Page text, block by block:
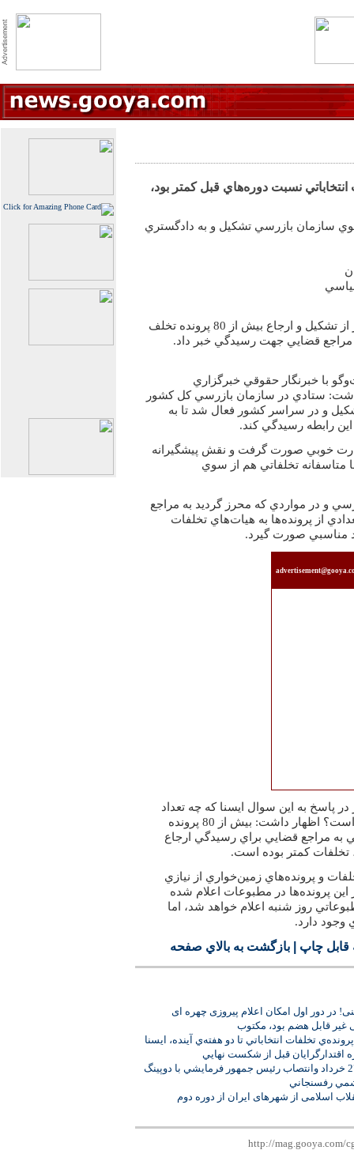
نسبت دوره‌هاي قبل كمتر بود،
سوي سازمان بازرسي تشكيل و به دادگستري
رييس سازمان بازرسي كل كشور از تشكيل و ارجاع بيش از 80 پرونده تخلف
مراجع قضايي جهت رسيدگي خبر داد.
با خبرنگار حقوقي خبرگزاري
داشت: ستادي در سازمان بازرسي كل كشور
تشكيل و در سراسر كشور فعال شد تا به
اين رابطه رسيدگي كند.
خوبي صورت گرفت و نقش پيشگيرانه
تخلفاتي هم از سوي
و در مواردي كه محرز گرديد به مراجع
از پرونده‌ها به هيات‌هاي تخلفات
مناسبي صورت گيرد.
پاسخ به اين سوال ايسنا كه چه تعداد
پرونده در اين زمينه تشكيل شده است؟ اظهار داشت: بيش از 80 پرونده
مراجع قضايي براي رسيدگي ارجاع
تخلفات كمتر بوده است.
و پرونده‌هاي زمين‌خواري از نيازي
پرونده‌ها در مطبوعات اعلام شده
روز شنبه اعلام خواهد شد، اما
وجود دارد.
قابل چاپ بازگشت به بالاي صفحه
در دور اول امکان اعلام پیروزی چهره ای
غیر قابل هضم بود، مکتوب
تخلفات انتخاباتي تا دو هفته‌ي آينده، ايسنا
اقتدارگرايان قبل از شكست نهايي
هشدار در مورد تكرار تخلفات 27 خرداد وانتصاب رئيس جمهور فرمايشي با دوپينگ
رفسنجاني
اسلامی از شهرهای ایران از دوره دوم